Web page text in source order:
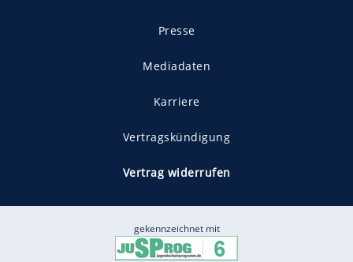
Presse
Mediadaten
Karriere
Vertragskündigung
Vertrag widerrufen
gekennzeichnet mit